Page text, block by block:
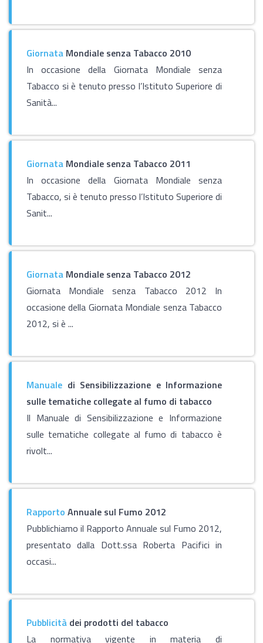
Giornata Mondiale senza Tabacco 2010
In occasione della Giornata Mondiale senza
Tabacco si è tenuto presso l’Istituto Superiore di
Sanità...
Giornata Mondiale senza Tabacco 2011
In occasione della Giornata Mondiale senza
Tabacco, si è tenuto presso l’Istituto Superiore di
Sanit...
Giornata Mondiale senza Tabacco 2012
Giornata Mondiale senza Tabacco 2012 In
occasione della Giornata Mondiale senza Tabacco
2012, si è ...
Manuale di Sensibilizzazione e Informazione
sulle tematiche collegate al fumo di tabacco
Il Manuale di Sensibilizzazione e Informazione
sulle tematiche collegate al fumo di tabacco è
rivolt...
Rapporto Annuale sul Fumo 2012
Pubblichiamo il Rapporto Annuale sul Fumo 2012,
presentato dalla Dott.ssa Roberta Pacifici in
occasi...
Pubblicità dei prodotti del tabacco
La normativa vigente in materia di